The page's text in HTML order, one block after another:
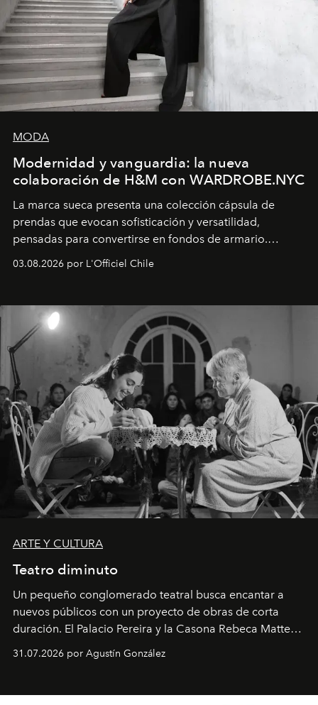
MODA
Modernidad y vanguardia: la nueva
colaboración de H&M con WARDROBE.NYC
La marca sueca presenta una colección cápsula de
prendas que evocan sofisticación y versatilidad,
pensadas para convertirse en fondos de armario.
Disponible en Chile desde el 6 de agosto.
03.08.2026 por L'Officiel Chile
ARTE Y CULTURA
Teatro diminuto
Un pequeño conglomerado teatral busca encantar a
nuevos públicos con un proyecto de obras de corta
duración. El Palacio Pereira y la Casona Rebeca Matte
son algunos de los lugares que han albergado estas
miniobras. Sus puestas en escena son limpias; ponen el
31.07.2026 por Agustín González